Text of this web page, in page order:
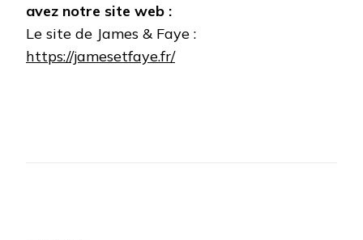
avez notre site web :
Le site de James & Faye :
https://jamesetfaye.fr/